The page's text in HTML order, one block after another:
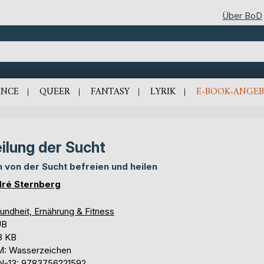
Über BoD
QUEER FANTASY LYRIK E-BOOK-
der Sucht
von der Sucht befreien und heilen
Sternberg
Ernährung & Fitness
KB
Wasserzeichen